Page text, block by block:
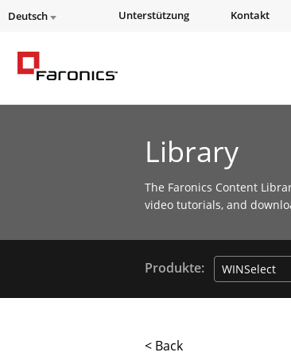
Deutsch Unterstützung Kontakt
Library
The Faronics Content
video tutorials, and
Produkte:
< Back